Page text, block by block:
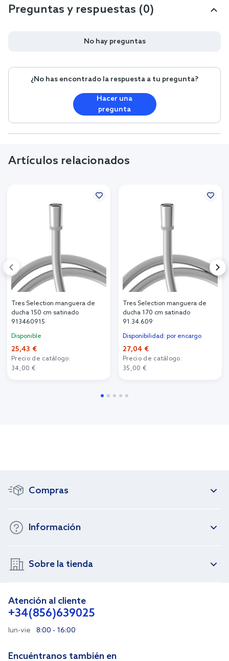
Preguntas y respuestas (0)
No hay preguntas
¿No has encontrado la respuesta a tu pregunta?
Hacer una
pregunta
Artículos relacionados
Tres Selection manguera de
ducha 150 cm satinado
913460915
Disponible
25,43 €
Precio de catálogo:
34,00 €
Tres Selection manguera de
ducha 170 cm satinado
91.34.609
Disponibilidad: por encargo
27,04 €
Precio de catálogo:
35,00 €
Compras
Información
Sobre la tienda
Atención al cliente
+34(856)639025
lun-vie 8:00 - 16:00
Encuéntranos también en